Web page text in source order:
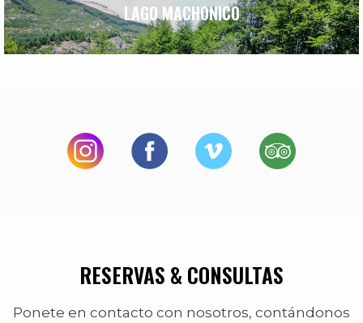
LAGO MACHONICO
RESERVAS & CONSULTAS
Ponete en contacto con nosotros, contándonos